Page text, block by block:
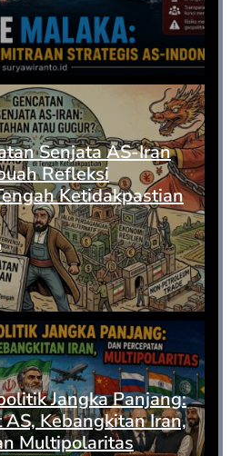
Senjata AS-Iran
Refleksi
Ketidakpastian
Jangka Panjang:
Kebangkitan Iran,
Multipolaritas